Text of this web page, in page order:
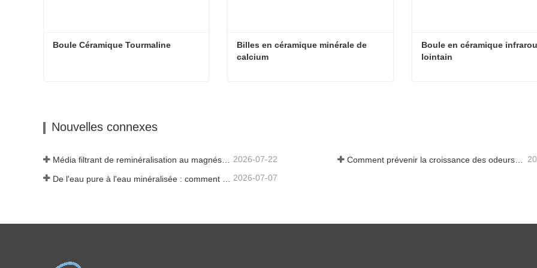
Boule Céramique Tourmaline
Billes en céramique minérale de
calcium
Boule en céramique
lointain
Nouvelles connexes
Média filtrant de reminéralisation au magnésium pour systèmes d'eau RO 2026-07-22 Comment prévenir la croissance des odeurs et des bactéries dans les réservoirs d'eaux usées des balayeuses de sol
2026-07-07